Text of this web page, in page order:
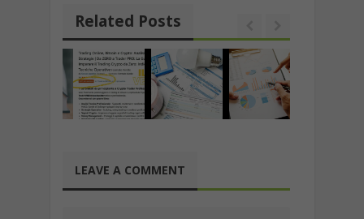
Related Posts
LEAVE A COMMENT